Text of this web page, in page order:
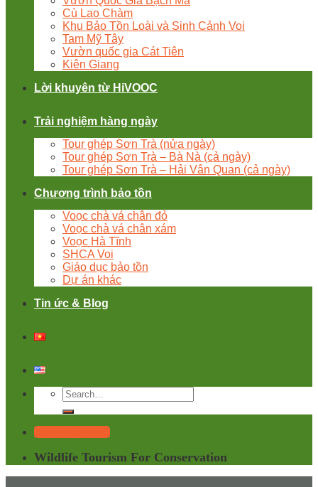
Cù Lao Chàm
Khu Bảo Tồn Loài và Sinh Cảnh Voi
Tam Mỹ Tây
Vườn quốc gia Cát Tiên
Kiên Giang
Lời khuyên từ HiVOOC
Trải nghiệm hàng ngày
Tour ghép Sơn Trà (nửa ngày)
Tour ghép Sơn Trà – Bà Nà (cả ngày)
Tour ghép Sơn Trà – Hải Vân Quan (cả ngày)
Chương trình bảo tồn
Voọc chà vá chân đỏ
Voọc chà vá chân xám
Voọc Hà Tĩnh
SHCA Voi
Giáo dục bảo tồn
Dự án khác
Tin ức & Blog
Tailor Your Trip
Wildlife Tourism For Conservation